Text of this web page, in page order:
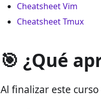
Cheatsheet Vim
Cheatsheet Tmux
🎯 ¿Qué
Al finalizar este